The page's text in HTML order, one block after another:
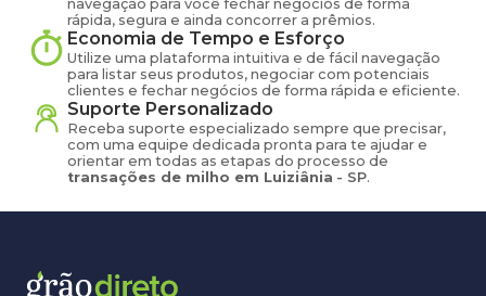
navegação para você fechar negócios de forma
rápida, segura e ainda concorrer a prêmios.
Economia de Tempo e Esforço
Utilize uma plataforma intuitiva e de fácil navegação
para listar seus produtos, negociar com potenciais
clientes e fechar negócios de forma rápida e eficiente.
Suporte Personalizado
Receba suporte especializado sempre que precisar,
com uma equipe dedicada pronta para te ajudar e
orientar em todas as etapas do processo de
transações de milho em Luiziânia - SP.